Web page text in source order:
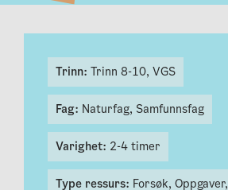
Trinn: Trinn 8-10, VGS
Fag: Naturfag, Samfunnsfag
Varighet: 2-4 timer
Type ressurs: Forsøk, Oppgaver,